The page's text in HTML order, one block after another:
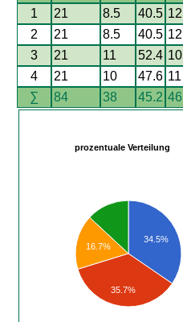
1
21 8.5 40.5
2
21 8.5 40.5
3
21 11 52.4 10
4
21 10 47.6 11
∑
84 38 45.2 46
prozentuale Verteilung
34.5%
16.7%
35.7%